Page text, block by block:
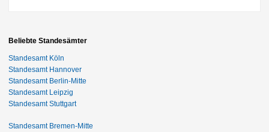
Beliebte Standesämter
Standesamt Köln
Standesamt Hannover
Standesamt Berlin-Mitte
Standesamt Leipzig
Standesamt Stuttgart
Standesamt Bremen-Mitte